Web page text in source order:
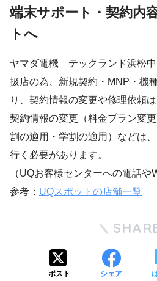
端末サポート・契約内
トへ
ヤマダ電機 テックランド浜松
扱店の為、新規契約・MNP・機
り、契約情報の変更や修理依頼は
契約情報の変更（料金プラン変
割の適用・学割の適用）などは
行く必要があります。
（UQお客様センターへの電話や
参考： UQスポットの店舗一覧
ポスト シェア